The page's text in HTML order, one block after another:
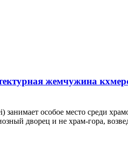
жемчужина
занимает особое место среди
дворец и не храм-гора,